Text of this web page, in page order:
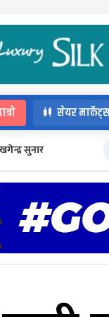
सेयर
खगेन्द्र सुनार